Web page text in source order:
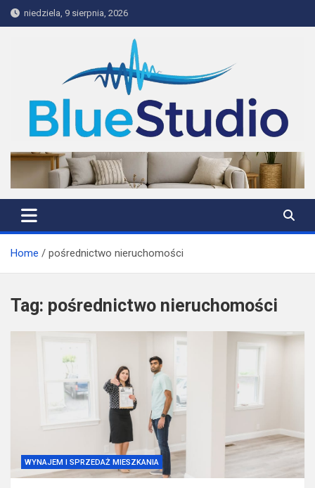
Skip
to
niedziela, 9 sierpnia, 2026
BlueStudio
Home pośrednictwo nieruchomości
Tag: pośrednictwo nieruchomości
WYNAJEM I SPRZEDAŻ MIESZKANIA